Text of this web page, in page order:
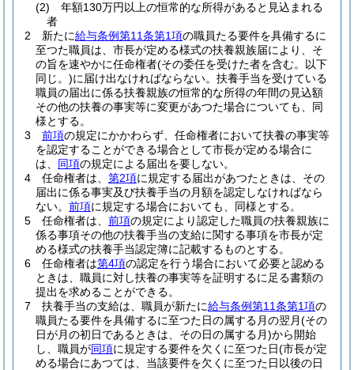
(2)
年額130万円以上の恒常的な所得があると見込まれる
者
2
新たに給与条例第11条第1項の職員たる要件を具備するに
至つた職員は、市長が定める様式の扶養親族届により、そ
の旨を速やかに任命権者(その委任を受けた者を含む。以下
同じ。)に届け出なければならない。 扶養手当を受けている
職員の届出に係る扶養親族の恒常的な所得の年間の見込額
その他の扶養の事実等に変更があつた場合についても、同
様とする。
3
前項の規定にかかわらず、任命権者において扶養の事実等
を認定することができる場合として市長が定める場合に
は、 同項の規定による届出を要しない。
4
任命権者は、 第2項に規定する届出があつたときは、その
届出に係る事実及び扶養手当の月額を認定しなければなら
ない。 前項に規定する場合においても、同様とする。
5
任命権者は、 前項の規定により認定した職員の扶養親族に
係る事項その他の扶養手当の支給に関する事項を市長が定
める様式の扶養手当認定簿に記載するものとする。
6
任命権者は第4項の認定を行う場合において必要と認める
ときは、職員に対し扶養の事実等を証明するに足る書類の
提出を求めることができる。
7
扶養手当の支給は、職員が新たに給与条例第11条第1項の
職員たる要件を具備するに至つた日の属する月の翌月(その
日が月の初日であるときは、その日の属する月)から開始
し、職員が同項に規定する要件を欠くに至つた日(市長が定
める場合にあつては、当該要件を欠くに至つた日以後の日